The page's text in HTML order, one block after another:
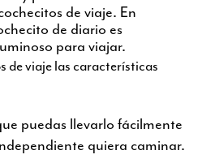
de viaje. En
de diario es
para viajar.
de viaje las características
puedas llevarlo fácilmente
quiera caminar.